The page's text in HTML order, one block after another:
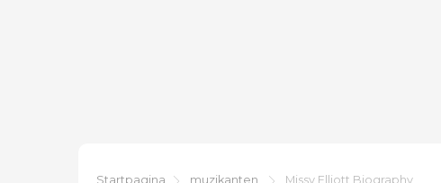
Startpagina muzikanten Missy Elliott Biography